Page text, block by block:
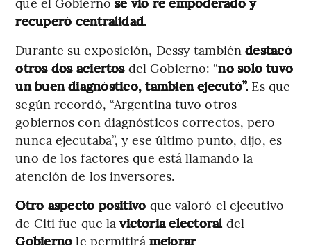
recuperó centralidad.
Durante su exposición, Dessy tambiéndestacó
otros dos aciertosdel Gobierno: “no solo tuvo
un buen diagnóstico, también ejecutó”. Es que
según recordó, “Argentina tuvo otros
gobiernos con diagnósticos correctos, pero
nunca ejecutaba”, y ese último punto, dijo, es
uno de los factores que está llamando la
atención de los inversores.
Otro aspecto positivo que valoró el ejecutivo
de Citi fue que lavictoria electoral del
Gobierno le permitirá mejorar